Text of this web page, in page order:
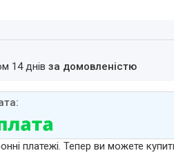
14 днівза домовленістю
платежі. Тепер ви можете